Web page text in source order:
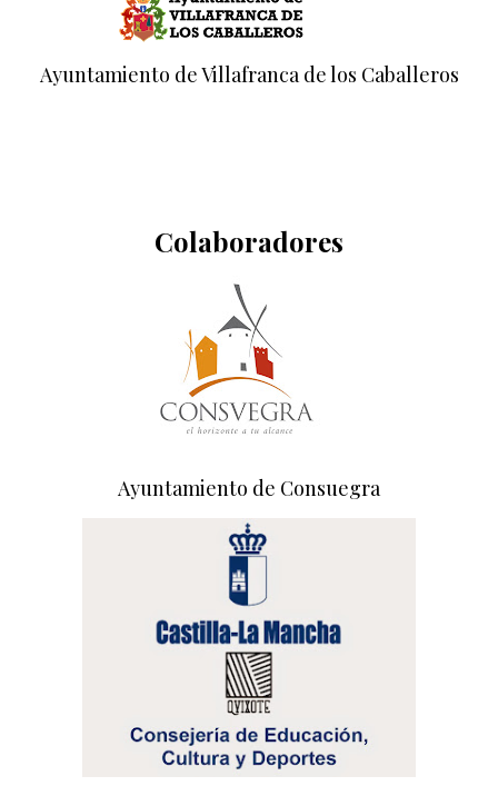
Ayuntamiento de Villafranca de los Caballeros
Colaboradores
Ayuntamiento de Consuegra